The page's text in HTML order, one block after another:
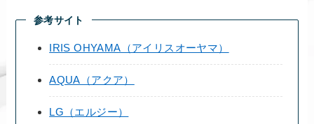
参考サイト
IRIS OHYAMA（アイリスオーヤマ）
AQUA（アクア）
LG（エルジー）